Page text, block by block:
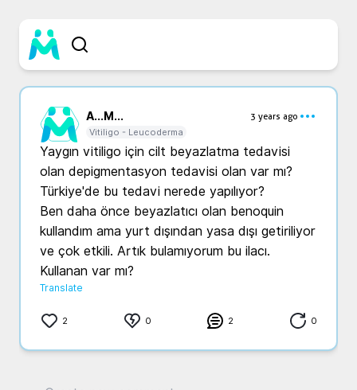
A...M...
3 years ago
Vitiligo - Leucoderma
Yaygın vitiligo için cilt beyazlatma tedavisi
olan depigmentasyon tedavisi olan var mı?
Türkiye'de bu tedavi nerede yapılıyor?
Ben daha önce beyazlatıcı olan benoquin
kullandım ama yurt dışından yasa dışı getiriliyor
ve çok etkili. Artık bulamıyorum bu ilacı.
Kullanan var mı?
Translate
2 0 2 0